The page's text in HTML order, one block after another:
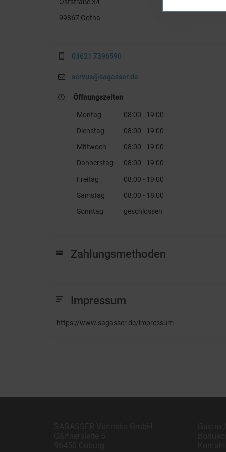
99867 Gotha
03621 7396590
servus@sagasser.de
Öffnungszeiten
Montag
08:00 - 19:00
Dienstag
08:00 - 19:00
Mittwoch
08:00 - 19:00
Donnerstag
08:00 - 19:00
Freitag
08:00 - 19:00
Samstag
08:00 - 18:00
Sonntag
geschlossen
Zahlungsmethoden
Impressum
https://www.sagasser.de/impressum